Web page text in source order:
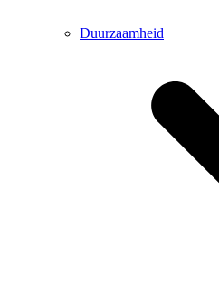
Duurzaamheid